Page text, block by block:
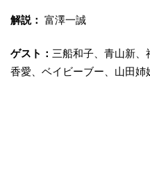
解説： 富澤一誠
ゲスト： 三船和子、青山新
香愛、ベイビーブー、山田姉